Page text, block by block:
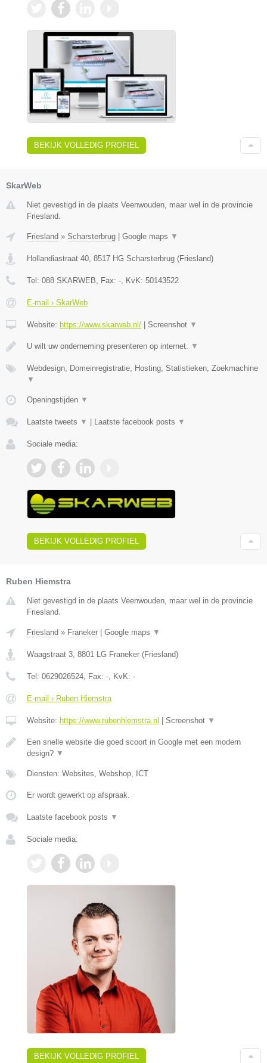
BEKIJK VOLLEDIG PROFIEL
SkarWeb
Niet gevestigd in de plaats Veenwouden, maar wel in de provincie
Friesland.
Friesland » Scharsterbrug Google maps ▼
Hollandiastraat 40 8517 HG Scharsterbrug (Friesland)
Tel: 088 SKARWEB , Fax: - , KvK: 50143522
E-mail › SkarWeb
Website: https://www.skarweb.nl/ Screenshot ▼
U wilt uw onderneming presenteren op internet. ▼
Webdesign, Domeinregistratie, Hosting, Statistieken, Zoekmachine
▼
Openingstijden ▼
Laatste tweets ▼ Laatste facebook posts ▼
Sociale media:
BEKIJK VOLLEDIG PROFIEL
Ruben Hiemstra
Niet gevestigd in de plaats Veenwouden, maar wel in de provincie
Friesland.
Friesland » Franeker Google maps ▼
Waagstraat 3, 8801 LG Franeker (Friesland)
Tel: 0629026524, Fax: -, KvK: -
E-mail › Ruben Hiemstra
Website: https://www.rubenhiemstra.nl Screenshot ▼
Een snelle website die goed scoort in Google met een modern
design? ▼
Diensten: Websites, Webshop, ICT
Er wordt gewerkt op afspraak.
Laatste facebook posts ▼
Sociale media:
BEKIJK VOLLEDIG PROFIEL